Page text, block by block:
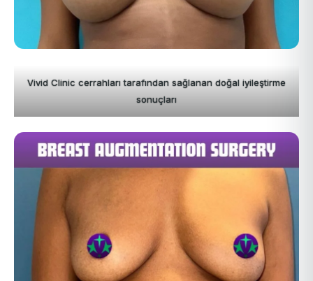
Vivid Clinic cerrahları tarafından sağlanan doğal iyileştirme
sonuçları